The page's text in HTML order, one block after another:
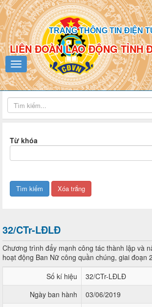
TRANG THÔNG TIN ĐIỆN
LIÊN ĐOÀN LAO ĐỘNG TỈNH
Từ khóa
32/CTr-LĐLĐ
Chương trình đẩy mạnh công tác thành lập và
hoạt động Ban Nữ công quần chúng, giai đoạn
Số kí hiệu
32/CTr-LĐLĐ
Ngày ban hành
03/06/2019